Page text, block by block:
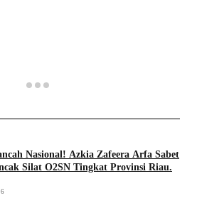
Nasional! Azkia Zafeera Arfa Sabet
Silat O2SN Tingkat Provinsi Riau.